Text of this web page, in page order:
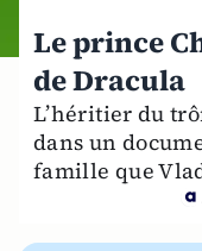
Le prince
de Dracula
L’héritier du
dans un
famille que